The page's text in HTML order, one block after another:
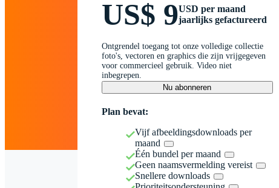
US$ 9USD per maand
jaarlijks gefactureerd
Ontgrendel toegang tot onze volledige collectie
foto's, vectoren en graphics die zijn vrijgegeven
voor commercieel gebruik. Video niet
inbegrepen.
Nu abonneren
Plan bevat:
Vijf afbeeldingsdownloads per
maand
Één bundel per maand
Geen naamsvermelding vereist
Snellere downloads